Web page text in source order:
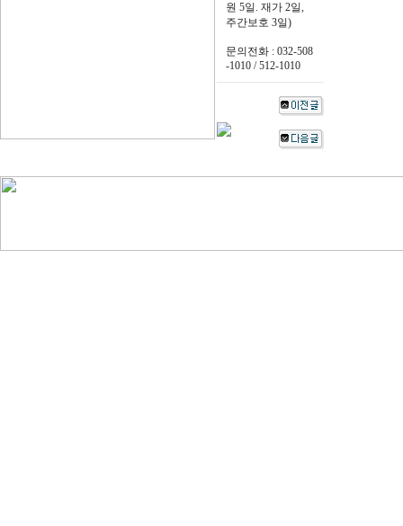
원 5일. 재가 2일,
주간보호 3일)
문의전화 : 032-508
-1010 / 512-1010